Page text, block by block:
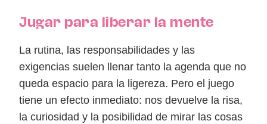
Jugar para liberar la mente
La rutina, las responsabilidades y las
exigencias suelen llenar tanto la agenda que no
queda espacio para la ligereza. Pero el juego
tiene un efecto inmediato: nos devuelve la risa,
la curiosidad y la posibilidad de mirar las cosas